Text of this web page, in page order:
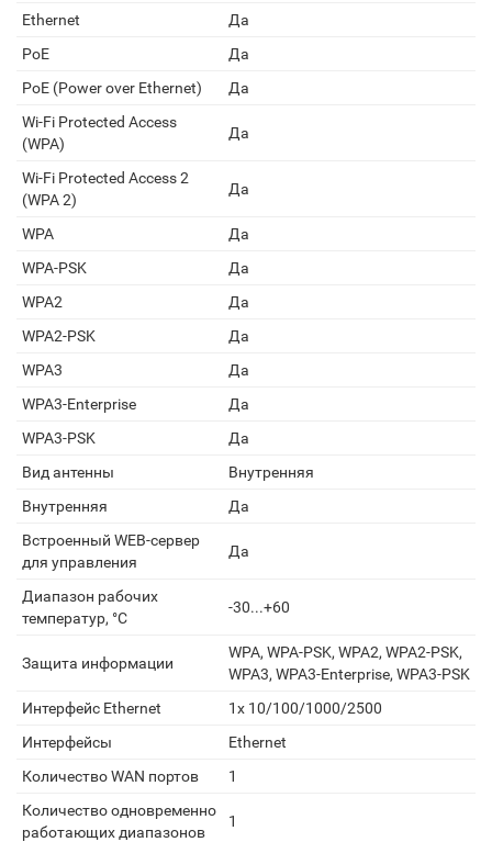
Ethernet
Да
PoE
Да
PoE (Power over Ethernet)
Да
Wi-Fi Protected Access
(WPA)
Да
Wi-Fi Protected Access 2
(WPA 2)
Да
WPA
Да
WPA-PSK
Да
WPA2
Да
WPA2-PSK
Да
WPA3
Да
WPA3-Enterprise
Да
WPA3-PSK
Да
Вид антенны
Внутренняя
Внутренняя
Да
Встроенный WEB-сервер
для управления
Да
Диапазон рабочих
температур, °С
-30...+60
Защита информации
WPA, WPA-PSK, WPA2, WPA2-PSK,
WPA3, WPA3-Enterprise, WPA3-PSK
Интерфейс Ethernet
1х 10/100/1000/2500
Интерфейсы
Ethernet
Количество WAN портов
1
Количество одновременно
работающих диапазонов
1